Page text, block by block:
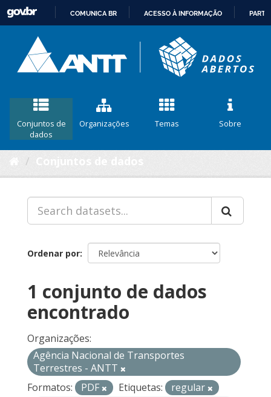
CONTEÚDO
COMUNICA BR ACESSO À INFORMAÇÃO
Conjuntos de
dados
Organizações Temas Sobre
Ordenar por
1 conjunto de dados
encontrado
Organizações:
Agência Nacional de Transportes
Terrestres - ANTT
Formatos:
PDF Etiquetas:
regular